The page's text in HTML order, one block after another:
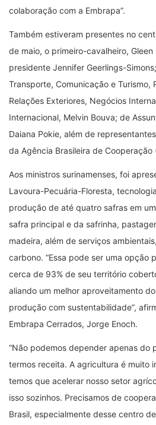
colaboração com a Embrapa”.
Também estiveram presentes no
de maio, o primeiro-cavalheiro, Gleen
presidente Jennifer Geerlings-
Transporte, Comunicação e Turismo,
Relações Exteriores, Negócios
Internacional, Melvin Bouva; de
Daiana Pokie, além de
da Agência Brasileira de Cooperação
Aos ministros surinamenses, foi
Lavoura-Pecuária-Floresta,
produção de até quatro safras em
safra principal e da safrinha,
madeira, além de serviços
carbono. “Essa pode ser uma opção
cerca de 93% de seu território
aliando um melhor aproveitamento
produção com sustentabilidade”,
Embrapa Cerrados, Jorge Enoch.
“Não podemos depender apenas do
termos receita. A agricultura é muito
temos que acelerar nosso setor
isso sozinhos. Precisamos de
Brasil, especialmente desse centro